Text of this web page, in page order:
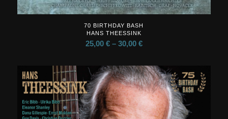
70 BIRTHDAY BASH
HANS THEESSINK
25,00 €– 30,00 €